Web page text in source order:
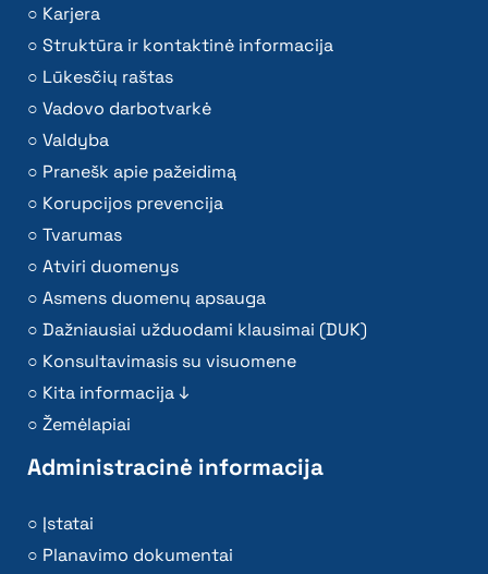
Karjera
Struktūra ir kontaktinė informacija
Lūkesčių raštas
Vadovo darbotvarkė
Valdyba
Pranešk apie pažeidimą
Korupcijos prevencija
Tvarumas
Atviri duomenys
Asmens duomenų apsauga
Dažniausiai užduodami klausimai (DUK)
Konsultavimasis su visuomene
Kita informacija ↓
Žemėlapiai
Administracinė informacija
Įstatai
Planavimo dokumentai